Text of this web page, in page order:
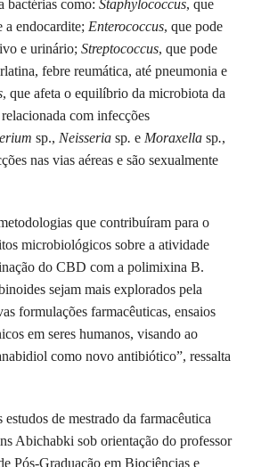
bactérias como:Staphylococcus, que
a endocardite; Enterococcus, que pode
e urinário;Streptococcus, que pode
febre reumática, até pneumonia e
, que afeta o equilíbrio da microbiota da
com infecções
sp., Neisseriasp.e Moraxellasp.,
nas vias aéreas e são sexualmente
que contribuíram para o
microbiológicos sobre a atividade
do CBD com a polimixina B.
sejam mais explorados pela
formulações farmacêuticas, ensaios
em seres humanos, visando ao
como novo antibiótico”, ressalta
de mestrado da farmacêutica
Abichabki sob orientação do professor
Pós-Graduação em Biociências e